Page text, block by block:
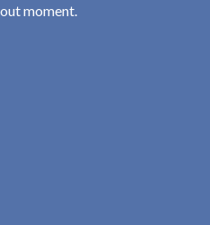
moment.